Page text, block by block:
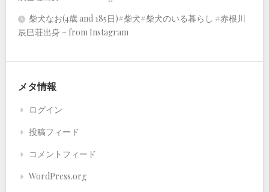
柴犬なお(4歳 and 185日)#柴犬#柴犬のいる暮らし #赤根川
辰巳荘出身 – from Instagram
メタ情報
ログイン
投稿フィード
コメントフィード
WordPress.org